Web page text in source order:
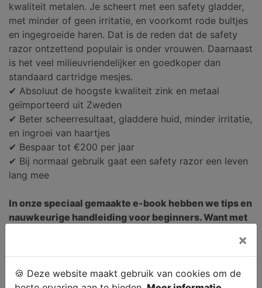
kwaliteit metalen. Je scheert met een safety gladder,
met minder of geen irritatie, en voorkomt rode bultjes
en ingegroeide haren. Dat is de reden dat de safety
razor ontzettend populair is onder vrouwen. Daarnaast
is het veel milieuvriendelijker en goedkoper dan
standaard cartridge mesjes.
✔ Absoluut de hoogste kwaliteit zink en metaal
geïmporteerd uit Zweden
✔ Beter scheerresultaat, gladdere huid, minder irritatie,
en ingroei van haartjes
✔ Bespaar tot €200 per jaar
✔ Bij normaal gebruik gaat een safety razor een leven
lang mee
In onze speciaal gemaakte e-book hebben we tips en
nauwkeurige handleiding voor beginners. Want met
×
🍪 Deze website maakt gebruik van cookies om de